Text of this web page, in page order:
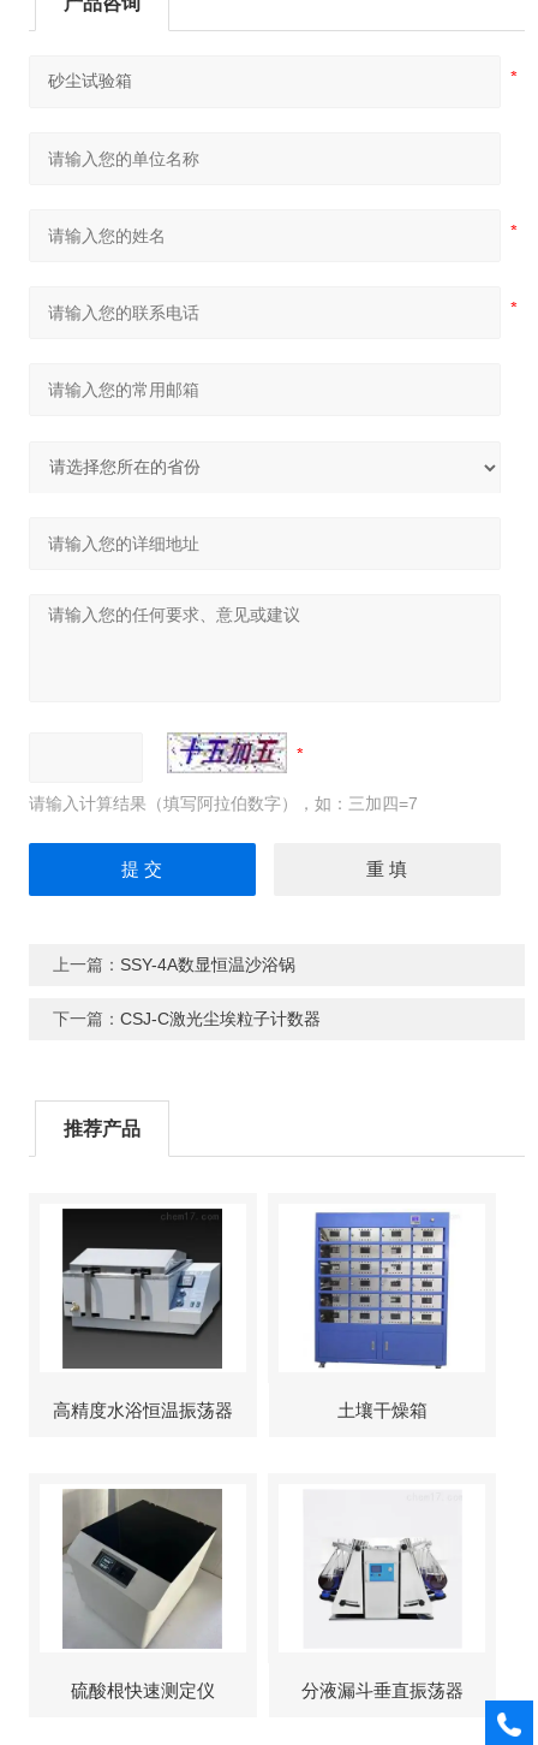
请输入计算结果（填写阿拉伯数字），如：三加四=7
上一篇： SSY-4A数显恒温沙浴锅
下一篇： CSJ-C激光尘埃粒子计数器
推荐产品
高精度水浴恒温振荡器 土壤干燥箱
硫酸根快速测定仪 分液漏斗垂直振荡器